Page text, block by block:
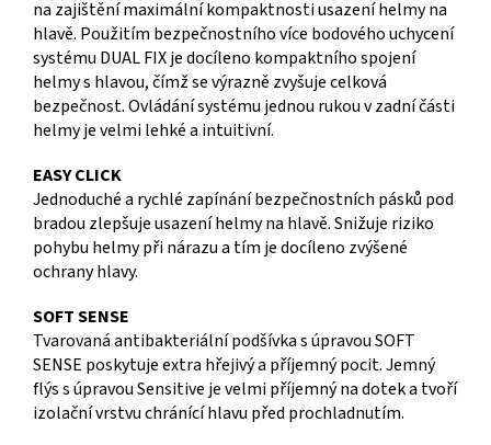
na zajištění maximální kompaktnosti usazení helmy na
hlavě. Použitím bezpečnostního více bodového uchycení
systému DUAL FIX je docíleno kompaktního spojení
helmy s hlavou, čímž se výrazně zvyšuje celková
bezpečnost. Ovládání systému jednou rukou v zadní části
helmy je velmi lehké a intuitivní.
EASY CLICK
Jednoduché a rychlé zapínání bezpečnostních pásků pod
bradou zlepšuje usazení helmy na hlavě. Snižuje riziko
pohybu helmy při nárazu a tím je docíleno zvýšené
ochrany hlavy.
SOFT SENSE
Tvarovaná antibakteriální podšívka s úpravou SOFT
SENSE poskytuje extra hřejivý a příjemný pocit. Jemný
flýs s úpravou Sensitive je velmi příjemný na dotek a tvoří
izolační vrstvu chránící hlavu před prochladnutím.